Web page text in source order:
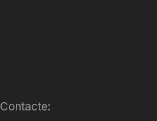
Contacte: